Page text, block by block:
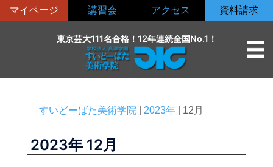
ン
マイページ 講習会 アクセス 資料請求
東京芸大111名合格！12年連続全国No.1！
すいどーばた美術学院 2023年 12月
2023年 12月